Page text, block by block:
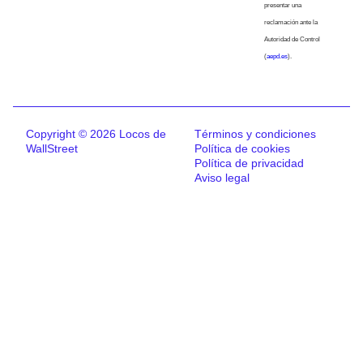
presentar una
reclamación ante la
Autoridad de Control
(aepd.es).
Copyright © 2026 Locos de
WallStreet
Términos y condiciones
Política de cookies
Política de privacidad
Aviso legal